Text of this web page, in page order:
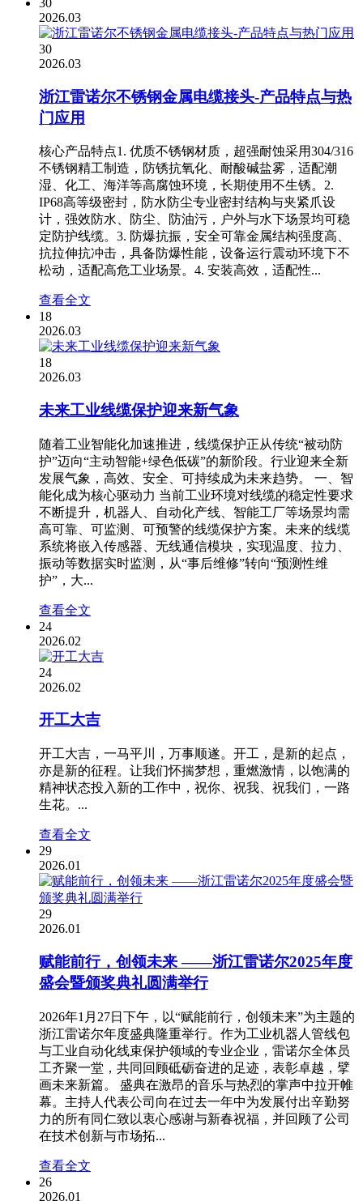
2026.03
30
2026.03
浙江雷诺尔不锈钢金属电缆接头-产品特点与热
门应用
核心产品特点1. 优质不锈钢材质，超强耐蚀采用304/316
不锈钢精工制造，防锈抗氧化、耐酸碱盐雾，适配潮
湿、化工、海洋等高腐蚀环境，长期使用不生锈。2.
IP68高等级密封，防水防尘专业密封结构与夹紧爪设
计，强效防水、防尘、防油污，户外与水下场景均可稳
定防护线缆。3. 防爆抗振，安全可靠金属结构强度高、
抗拉伸抗冲击，具备防爆性能，设备运行震动环境下不
松动，适配高危工业场景。4. 安装高效，适配性...
查看全文
18
2026.03
18
2026.03
未来工业线缆保护迎来新气象
随着工业智能化加速推进，线缆保护正从传统“被动防
护”迈向“主动智能+绿色低碳”的新阶段。行业迎来全新
发展气象，高效、安全、可持续成为未来趋势。 一、智
能化成为核心驱动力 当前工业环境对线缆的稳定性要求
不断提升，机器人、自动化产线、智能工厂等场景均需
高可靠、可监测、可预警的线缆保护方案。未来的线缆
系统将嵌入传感器、无线通信模块，实现温度、拉力、
振动等数据实时监测，从“事后维修”转向“预测性维
护”，大...
查看全文
24
2026.02
24
2026.02
开工大吉
开工大吉，一马平川，万事顺遂。开工，是新的起点，
亦是新的征程。让我们怀揣梦想，重燃激情，以饱满的
精神状态投入新的工作中，祝你、祝我、祝我们，一路
生花。...
查看全文
29
2026.01
29
2026.01
赋能前行，创领未来 ——浙江雷诺尔2025年度
盛会暨颁奖典礼圆满举行
2026年1月27日下午，以“赋能前行，创领未来”为主题的
浙江雷诺尔年度盛典隆重举行。作为工业机器人管线包
与工业自动化线束保护领域的专业企业，雷诺尔全体员
工齐聚一堂，共同回顾砥砺奋进的足迹，表彰卓越，擘
画未来新篇。 盛典在激昂的音乐与热烈的掌声中拉开帷
幕。主持人代表公司向在过去一年中为发展付出辛勤努
力的所有同仁致以衷心感谢与新春祝福，并回顾了公司
在技术创新与市场拓...
查看全文
26
2026.01